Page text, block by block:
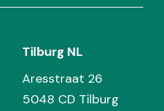
Tilburg NL
Aresstraat 26
5048 CD Tilburg